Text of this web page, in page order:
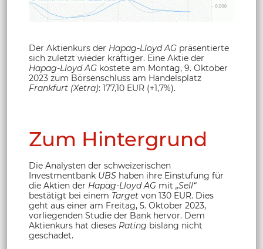
Der Aktienkurs der Hapag-Lloyd AG präsentierte
sich zuletzt wieder kräftiger. Eine Aktie der
Hapag-Lloyd AG kostete am Montag, 9. Oktober
2023 zum Börsenschluss am Handelsplatz
Frankfurt (Xetra): 177,10 EUR (+1,7%).
Zum Hintergrund
Die Analysten der schweizerischen
Investmentbank UBS haben ihre Einstufung für
die Aktien der Hapag-Lloyd AG mit „Sell“
bestätigt bei einem Target von 130 EUR. Dies
geht aus einer am Freitag, 5. Oktober 2023,
vorliegenden Studie der Bank hervor. Dem
Aktienkurs hat dieses Rating bislang nicht
geschadet.